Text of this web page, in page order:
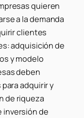
quieren
a la demanda
clientes
adquisición de
y modelo
deben
adquirir y
de riqueza
inversión de